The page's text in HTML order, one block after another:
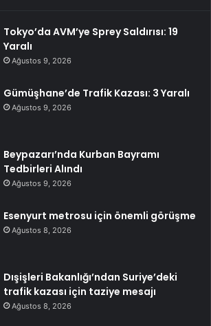
Tokyo’da AVM’ye Sprey Saldırısı: 19
Yaralı
Ağustos 9, 2026
Gümüşhane’de Trafik Kazası: 3 Yaralı
Ağustos 9, 2026
Beypazarı’nda Kurban Bayramı
Tedbirleri Alındı
Ağustos 9, 2026
Esenyurt metrosu için önemli görüşme
Ağustos 8, 2026
Dışişleri Bakanlığı’ndan Suriye’deki
trafik kazası için taziye mesajı
Ağustos 8, 2026